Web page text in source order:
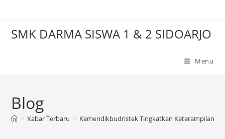
contentSMK DARMA SISWA 1 & 2 SIDOARJO
Menu
Blog
> Kabar Terbaru > Kemendikbudristek Tingkatkan Keterampilan